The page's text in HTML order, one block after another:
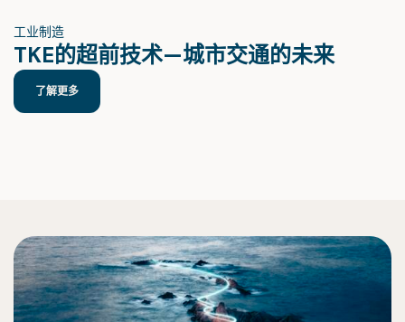
工业制造
TKE的超前技术—城市交通的未来
了解更多